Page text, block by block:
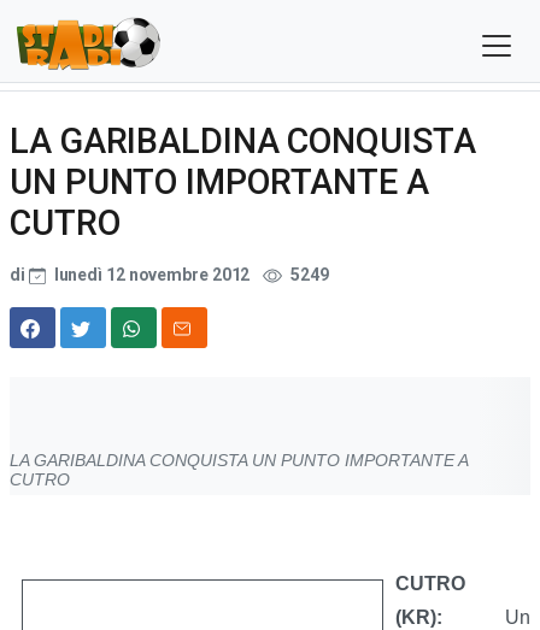
LA GARIBALDINA CONQUISTA
UN PUNTO IMPORTANTE A
CUTRO
di lunedì 12 novembre 2012 5249
LA GARIBALDINA CONQUISTA UN PUNTO IMPORTANTE A
CUTRO
CUTRO
(KR): Un